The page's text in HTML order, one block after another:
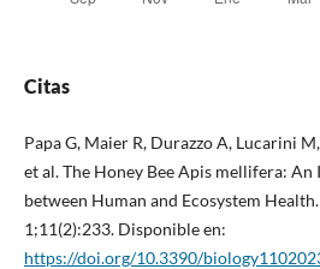
Citas
Papa G, Maier R, Durazzo A, Lucarini
et al. The Honey Bee Apis mellifera:
between Human and Ecosystem
1;11(2):233. Disponible en:
https://doi.org/10.3390/